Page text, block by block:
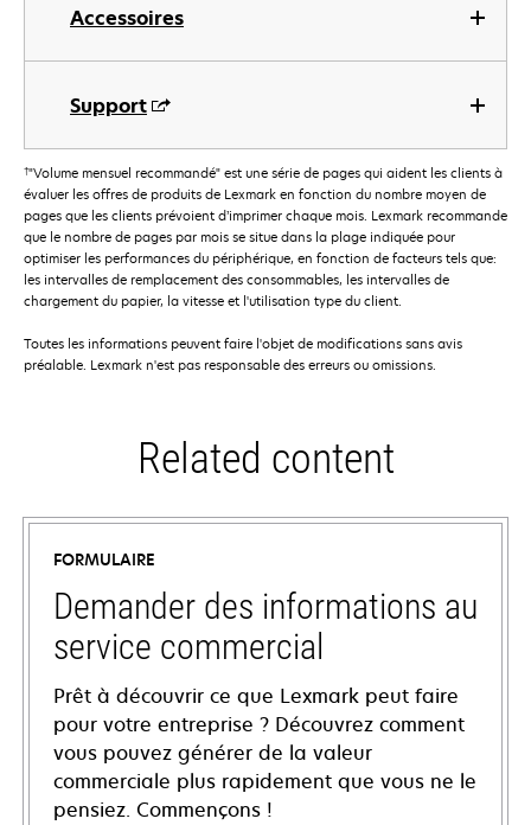
Accessoires
Support
†"Volume mensuel recommandé" est une série de pages qui aident les clients à
évaluer les offres de produits de Lexmark en fonction du nombre moyen de
pages que les clients prévoient d’imprimer chaque mois. Lexmark recommande
que le nombre de pages par mois se situe dans la plage indiquée pour
optimiser les performances du périphérique, en fonction de facteurs tels que:
les intervalles de remplacement des consommables, les intervalles de
chargement du papier, la vitesse et l'utilisation type du client.
Toutes les informations peuvent faire l'objet de modifications sans avis
préalable. Lexmark n'est pas responsable des erreurs ou omissions.
Related content
FORMULAIRE
Demander des informations au
service commercial
Prêt à découvrir ce que Lexmark peut faire
pour votre entreprise ? Découvrez comment
vous pouvez générer de la valeur
commerciale plus rapidement que vous ne le
pensiez. Commençons !